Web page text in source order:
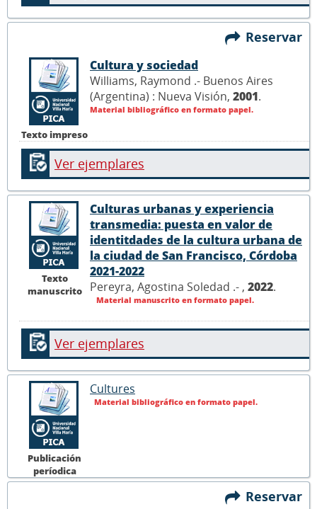
Reservar
Texto impreso
Cultura y sociedad
Williams, Raymond .- Buenos Aires
(Argentina) : Nueva Visión, 2001.
Material bibliográfico en formato papel.
Ver ejemplares
Texto
manuscrito
Culturas urbanas y experiencia
transmedia: puesta en valor de
identitdades de la cultura urbana de
la ciudad de San Francisco, Córdoba
2021-2022
Pereyra, Agostina Soledad .- , 2022.
Material manuscrito en formato papel.
Ver ejemplares
Publicación
períodica
Cultures
Material bibliográfico en formato papel.
Reservar